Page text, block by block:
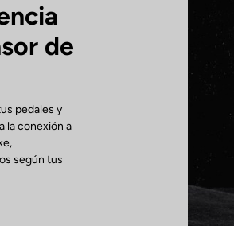
de
pedales y
la conexión a
según tus